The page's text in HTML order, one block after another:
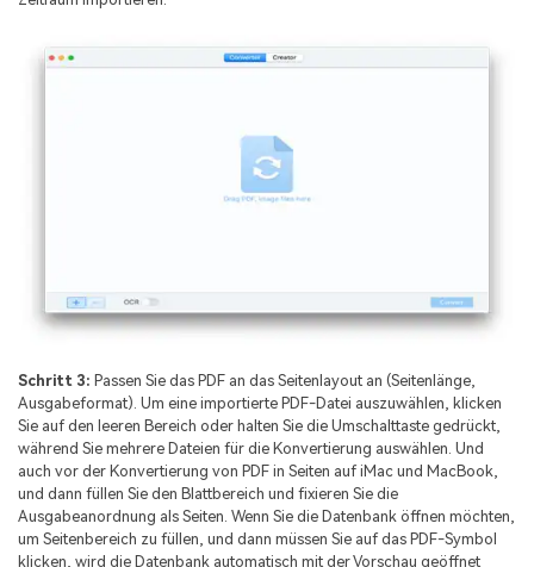
Schritt 3: Passen Sie das PDF an das Seitenlayout an (Seitenlänge,
Ausgabeformat). Um eine importierte PDF-Datei auszuwählen, klicken
Sie auf den leeren Bereich oder halten Sie die Umschalttaste gedrückt,
während Sie mehrere Dateien für die Konvertierung auswählen. Und
auch vor der Konvertierung von PDF in Seiten auf iMac und MacBook,
und dann füllen Sie den Blattbereich und fixieren Sie die
Ausgabeanordnung als Seiten. Wenn Sie die Datenbank öffnen möchten,
um Seitenbereich zu füllen, und dann müssen Sie auf das PDF-Symbol
klicken, wird die Datenbank automatisch mit der Vorschau geöffnet